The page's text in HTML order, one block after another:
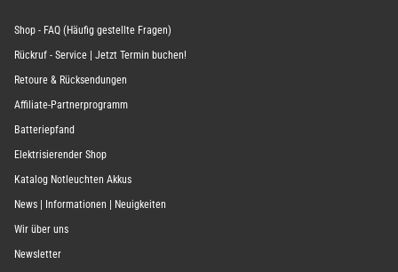
Shop - FAQ (Häufig gestellte Fragen)
Rückruf - Service | Jetzt Termin buchen!
Retoure & Rücksendungen
Affiliate-Partnerprogramm
Batteriepfand
Elektrisierender Shop
Katalog Notleuchten Akkus
News | Informationen | Neuigkeiten
Wir über uns
Newsletter